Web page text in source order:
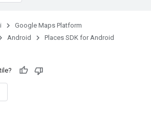
Google Maps Platform
Android
Places SDK for Android